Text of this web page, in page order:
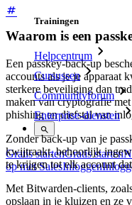
Trainingen
Helpcentrum
Cursussen
Communityforum
Enterprise-diensten
Gratis startenGratis starten
op met SalesInloggen
Waarom is een
Een passkey-back-up
accounts als je je apparaat
sterkere beveiliging dan
maken van cryptografie
phishing en diefstal van
Zonder back-up van je
kwijtraakt, behoorlijk
te krijgen tot elk account
Met Bitwarden-clients,
opslaan in je kluizen en ze